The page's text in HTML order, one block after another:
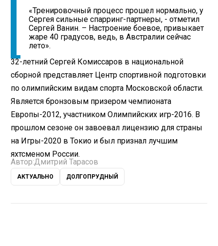
«Тренировочный процесс прошел нормально, у
Сергея сильные спарринг-партнеры, - отметил
Сергей Ванин. – Настроение боевое, привыкает
жаре 40 градусов, ведь, в Австралии сейчас
лето».
32-летний Сергей Комиссаров в национальной
сборной представляет Центр спортивной подготовки
по олимпийским видам спорта Московской области.
Является бронзовым призером чемпионата
Европы-2012, участником Олимпийских игр-2016. В
прошлом сезоне он завоевал лицензию для страны
на Игры-2020 в Токио и был признал лучшим
яхтсменом России.
Автор:Дмитрий Тарасов
АКТУАЛЬНО ДОЛГОПРУДНЫЙ